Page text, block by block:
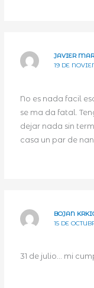
JAVIER
19 DE
No es nada facil
se ma da fatal.
dejar nada sin
casa un par de
BOJAN
15 DE
31 de julio… mi